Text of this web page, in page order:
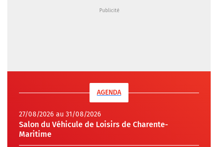
AGENDA
27/08/2026 au 31/08/2026
Salon du Véhicule de Loisirs de Charente-
Maritime